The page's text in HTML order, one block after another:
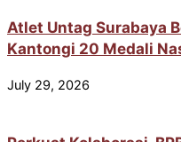
Atlet Untag Surabaya
Kantongi 20 Medali
July 29, 2026